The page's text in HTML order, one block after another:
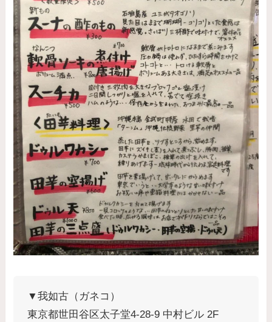
▼我如古（ガネコ）
東京都世田谷区太子堂4-28-9 中村ビル 2F